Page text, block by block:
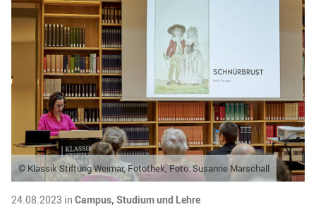
© Klassik Stiftung Weimar, Fotothek, Foto: Susanne Marschall
24.08.2023 in Campus, Studium und Lehre